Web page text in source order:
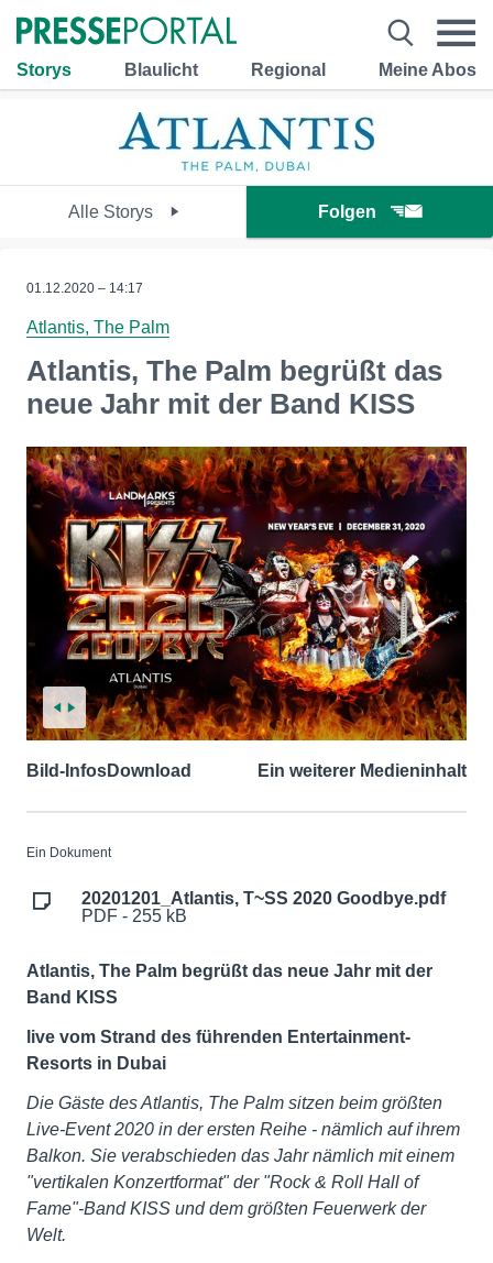
Storys Blaulicht Regional Meine Abos
Alle Storys Folgen
01.12.2020 – 14:17
Atlantis, The Palm
Atlantis, The Palm begrüßt das
neue Jahr mit der Band KISS
Bild-InfosDownload Ein weiterer Medieninhalt
Ein Dokument
20201201_Atlantis, T~SS 2020 Goodbye.pdf
PDF - 255 kB
Atlantis, The Palm begrüßt das neue Jahr mit der
Band KISS
live vom Strand des führenden Entertainment-
Resorts in Dubai
Die Gäste des Atlantis, The Palm sitzen beim größten
Live-Event 2020 in der ersten Reihe - nämlich auf ihrem
Balkon. Sie verabschieden das Jahr nämlich mit einem
"vertikalen Konzertformat" der "Rock & Roll Hall of
Fame"-Band KISS und dem größten Feuerwerk der
Welt.